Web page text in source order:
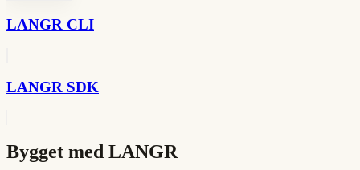
LANGR CLI
LANGR SDK
Bygget med LANGR